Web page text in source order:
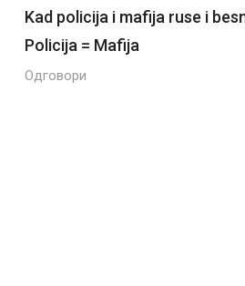
Kad policija i mafija ruse i
Policija = Mafija
Одговори